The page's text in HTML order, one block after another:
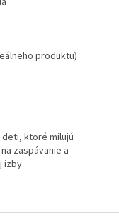
produktu)
deti, ktoré milujú
zaspávanie a
izby.